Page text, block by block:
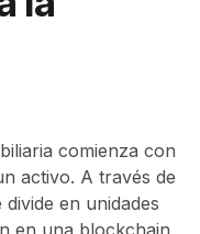
comienza con
activo. A través de
en unidades
en una blockchain